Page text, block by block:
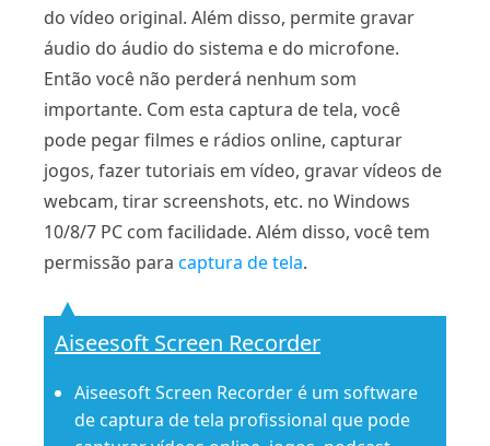
do vídeo original. Além disso, permite gravar
áudio do áudio do sistema e do microfone.
Então você não perderá nenhum som
importante. Com esta captura de tela, você
pode pegar filmes e rádios online, capturar
jogos, fazer tutoriais em vídeo, gravar vídeos de
webcam, tirar screenshots, etc. no Windows
10/8/7 PC com facilidade. Além disso, você tem
permissão para captura de tela.
Aiseesoft Screen Recorder
Aiseesoft Screen Recorder é um software
de captura de tela profissional que pode